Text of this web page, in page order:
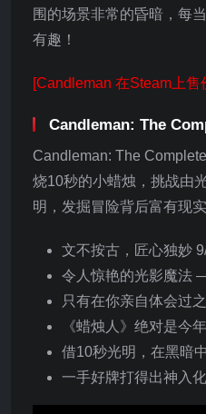
围的场景非常的昏暗，每
有趣！
[Candleman 在Steam上售
Candleman: The
Candleman: The
烧10秒的小蜡烛，挑战由
明，发掘冒险背后富有现
文不按古，匠心独妙
令人惊艳的光影魔法
只有在你亲自体会过
《蜡烛人》绝对是
借10秒光明，在黑
一手好牌打得出神入